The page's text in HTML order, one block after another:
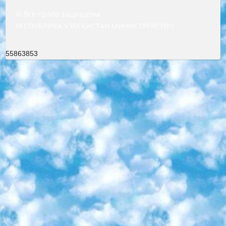
55863853